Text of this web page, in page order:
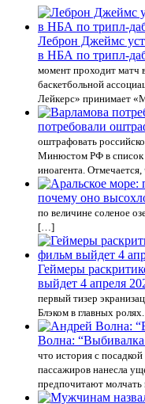
Леброн Джеймс
в НБА по трипл-
момент проходит матч
баскетбольной
Лейкерс» принимает
потребовали
оштрафовать
Минюстом РФ в список
иноагента.
почему оно
по величине соленое
[…]
Геймеры
выйдет 4 апреля
первый тизер
Блэком в главных
Волна:
что история с
пассажиров нанесла
предпочитают